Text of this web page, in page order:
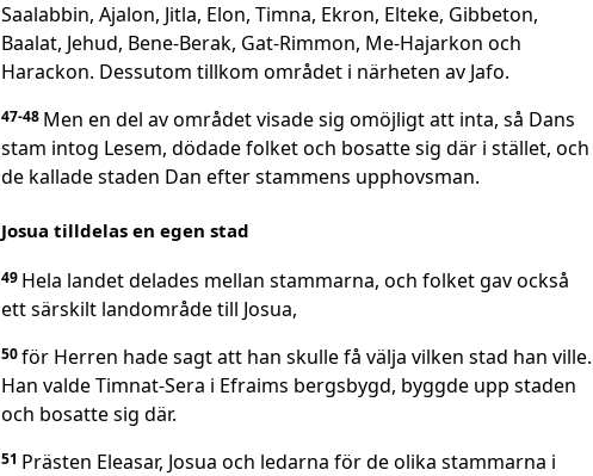
Saalabbin, Ajalon, Jitla, Elon, Timna, Ekron, Elteke, Gibbeton,
Baalat, Jehud, Bene-Berak, Gat-Rimmon, Me-Hajarkon och
Harackon. Dessutom tillkom området i närheten av Jafo.
47-48 Men en del av området visade sig omöjligt att inta, så Dans
stam intog Lesem, dödade folket och bosatte sig där i stället, och
de kallade staden Dan efter stammens upphovsman.
Josua tilldelas en egen stad
49 Hela landet delades mellan stammarna, och folket gav också
ett särskilt landområde till Josua,
50för Herren hade sagt att han skulle få välja vilken stad han ville.
Han valde Timnat-Sera i Efraims bergsbygd, byggde upp staden
och bosatte sig där.
51 Prästen Eleasar, Josua och ledarna för de olika stammarna i